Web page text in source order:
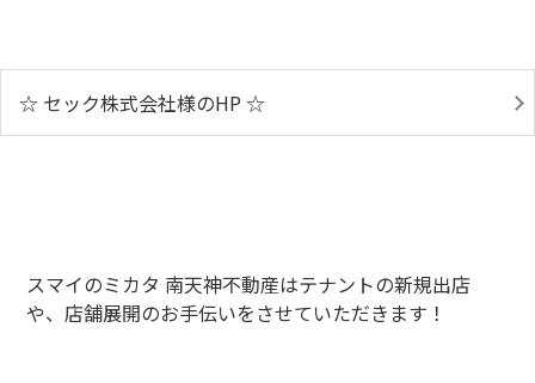
☆ セック株式会社様のHP ☆
スマイのミカタ 南天神不動産はテナントの新規出店
や、店舗展開のお手伝いをさせていただきます！